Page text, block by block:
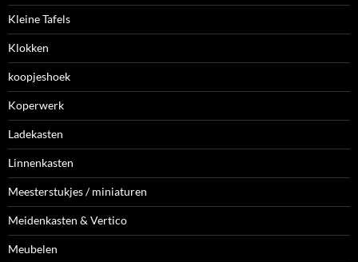
Kleine Tafels
Klokken
koopjeshoek
Koperwerk
Ladekasten
Linnenkasten
Meesterstukjes / miniaturen
Meidenkasten & Vertico
Meubelen